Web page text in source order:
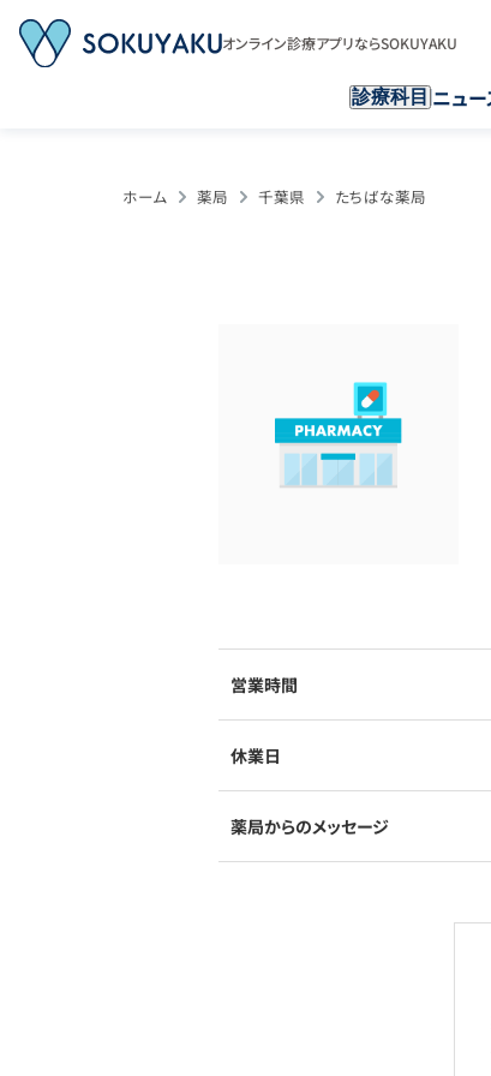
オンライン診療アプリならSOKUYAKU
診療科目 ニュー
ホーム 薬局 千葉県 たちばな薬局
営業時間
休業日
薬局からのメッセージ